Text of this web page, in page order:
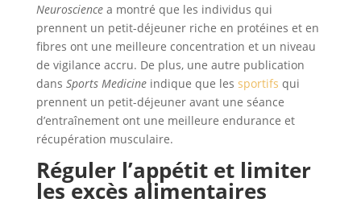
Neurosciencea montré que les individus qui
prennent un petit-déjeuner riche en protéines et en
fibres ont une meilleure concentration et un niveau
de vigilance accru. De plus, une autre publication
dans Sports Medicineindique que les sportifs qui
prennent un petit-déjeuner avant une séance
d’entraînement ont une meilleure endurance et
récupération musculaire.
Réguler l’appétit et limiter
les excès alimentaires